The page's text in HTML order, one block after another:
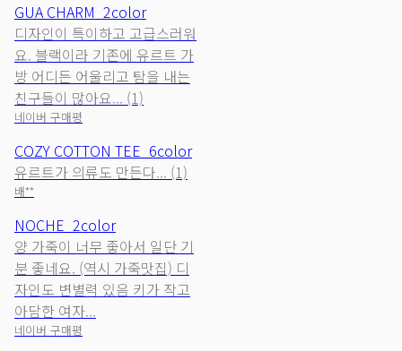
GUA CHARM_2color
디자인이 특이하고 고급스러워
요. 블랙이라 기존에 유르트 가
방 어디든 어울리고 탐을 내는
친구들이 많아요... (1)
네이버 구매평
COZY COTTON TEE_6color
유르트가 의류도 만든다... (1)
배**
NOCHE_2color
양 가죽이 너무 좋아서 일단 기
분 좋네요. (역시 가죽맛집) 디
자인도 변별력 있음 키가 작고
아담한 여자...
네이버 구매평